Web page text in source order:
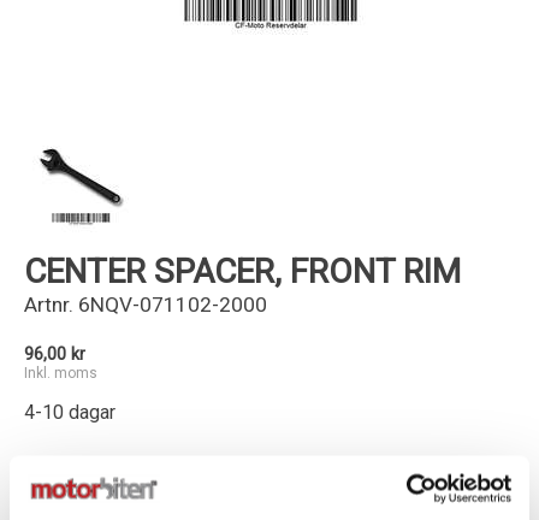
CENTER SPACER, FRONT RIM
Artnr. 6NQV-071102-2000
96,00 kr
Inkl. moms
4-10 dagar
- +